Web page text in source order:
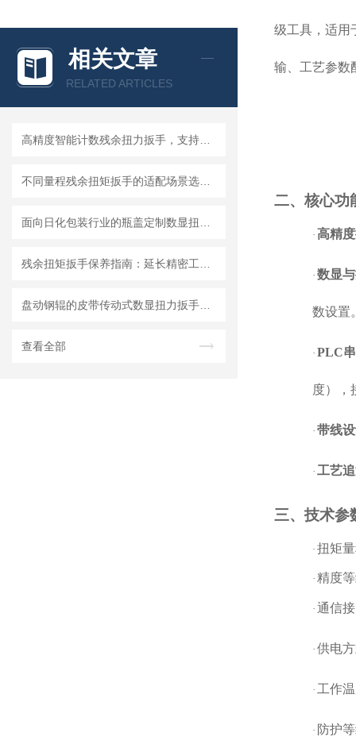
相关文章
RELATED ARTICLES
查看全部
级工具，适用
输、工艺参数
二、核心功
· 高精
· 数显
数设置
· PLC
度），
· 带线
· 工艺
三、技术参
· 扭矩
· 精度
· 通信
· 供电
· 工作
· 防护